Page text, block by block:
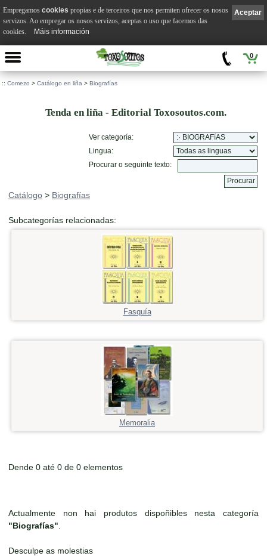
0
:: Comezo > Catálogo en liña > Biografías
Tenda en liña - Editorial Toxosoutos.com.
Ver categoría:
Lingua:
Procurar o seguinte texto:
Catálogo > Biografías
Subcategorías relacionadas:
Fasquía
Memoralia
Dende 0 até 0 de 0 elementos
Actualmente non hai produtos dispoñibles nesta categoría
"Biografías"
Desculpe as molestias
Aceptar
Empregamos cookies propias e de terceiros que nos permiten ofrecer os nosos
servizos. Ao empregar os nosos servizos, aceptas o uso que facemos das
cookies.
Máis información